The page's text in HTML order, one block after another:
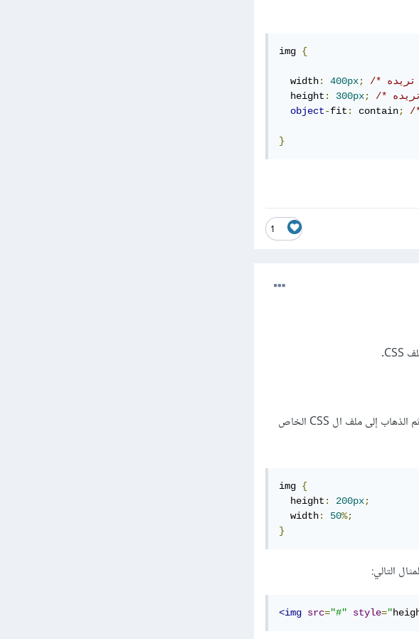
img {
  width
: 400px;
  height
: 300px;
object-fit : contain;
}
1
في البداية عليك إضافة صنف (class) جديد لعنصر الصورة المراد تعديل حجمها من ثم الذهاب إلى ملف ال CSS الخاص
img {
  height
: 200px;
  width
: 50%;
}
<img src="#" style="